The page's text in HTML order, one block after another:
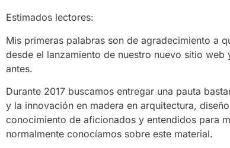
Estimados lectores:
Mis primeras palabras son de agradecimiento a
desde el lanzamiento de nuestro nuevo sitio
antes.
Durante 2017 buscamos entregar una pauta
y la innovación en madera en arquitectura,
conocimiento de aficionados y entendidos para
normalmente conocíamos sobre este material.